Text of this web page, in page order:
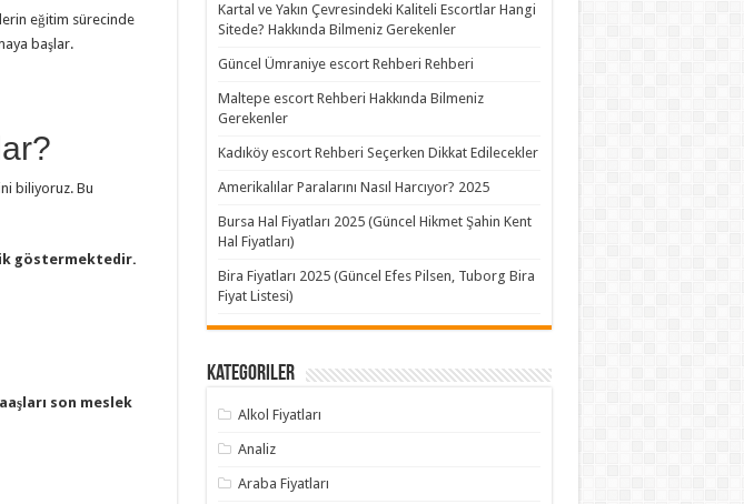
eğitim sürecinde
başlar.
biliyoruz. Bu
göstermektedir.
son meslek
Kartal ve Yakın Çevresindeki Kaliteli Escortlar Hangi
Sitede? Hakkında Bilmeniz Gerekenler
Güncel Ümraniye escort Rehberi Rehberi
Maltepe escort Rehberi Hakkında Bilmeniz
Gerekenler
Kadıköy escort Rehberi Seçerken Dikkat Edilecekler
Amerikalılar Paralarını Nasıl Harcıyor? 2025
Bursa Hal Fiyatları 2025 (Güncel Hikmet Şahin Kent
Hal Fiyatları)
Bira Fiyatları 2025 (Güncel Efes Pilsen, Tuborg Bira
Fiyat Listesi)
Kategoriler
Alkol Fiyatları
Analiz
Araba Fiyatları